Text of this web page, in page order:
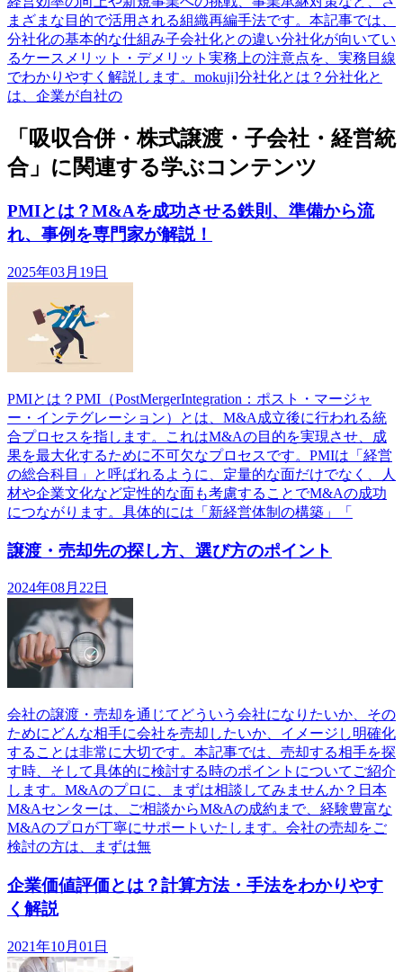
まざまな目的で活用される組織再編手法です。本記事では、
分社化の基本的な仕組み子会社化との違い分社化が向いてい
るケースメリット・デメリット実務上の注意点を、実務目線
でわかりやすく解説します。mokuji]分社化とは？分社化と
は、企業が自社の
「吸収合併・株式譲渡・子会社・経営統
合」に関連する学ぶコンテンツ
PMIとは？M&Aを成功させる鉄則、準備から流
れ、事例を専門家が解説！
2025年03月19日
PMIとは？PMI（PostMergerIntegration：ポスト・マージャ
ー・インテグレーション）とは、M&A成立後に行われる統
合プロセスを指します。これはM&Aの目的を実現させ、成
果を最大化するために不可欠なプロセスです。PMIは「経営
の総合科目」と呼ばれるように、定量的な面だけでなく、人
材や企業文化など定性的な面も考慮することでM&Aの成功
につながります。具体的には「新経営体制の構築」「
譲渡・売却先の探し方、選び方のポイント
2024年08月22日
会社の譲渡・売却を通じてどういう会社になりたいか、その
ためにどんな相手に会社を売却したいか、イメージし明確化
することは非常に大切です。本記事では、売却する相手を探
す時、そして具体的に検討する時のポイントについてご紹介
します。M&Aのプロに、まずは相談してみませんか？日本
M&Aセンターは、ご相談からM&Aの成約まで、経験豊富な
M&Aのプロが丁寧にサポートいたします。会社の売却をご
検討の方は、まずは無
企業価値評価とは？計算方法・手法をわかりやす
く解説
2021年10月01日